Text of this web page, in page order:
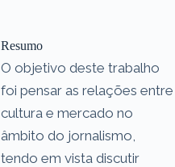
Resumo
O objetivo deste trabalho
foi pensar as relações entre
cultura e mercado no
âmbito do jornalismo,
tendo em vista discutir